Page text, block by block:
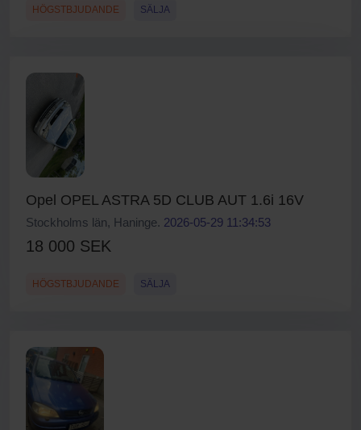
HÖGSTBJUDANDE SÄLJA
Opel OPEL ASTRA 5D CLUB AUT 1.6i 16V
Stockholms län, Haninge. 2026-05-29 11:34:53
18 000 SEK
HÖGSTBJUDANDE SÄLJA